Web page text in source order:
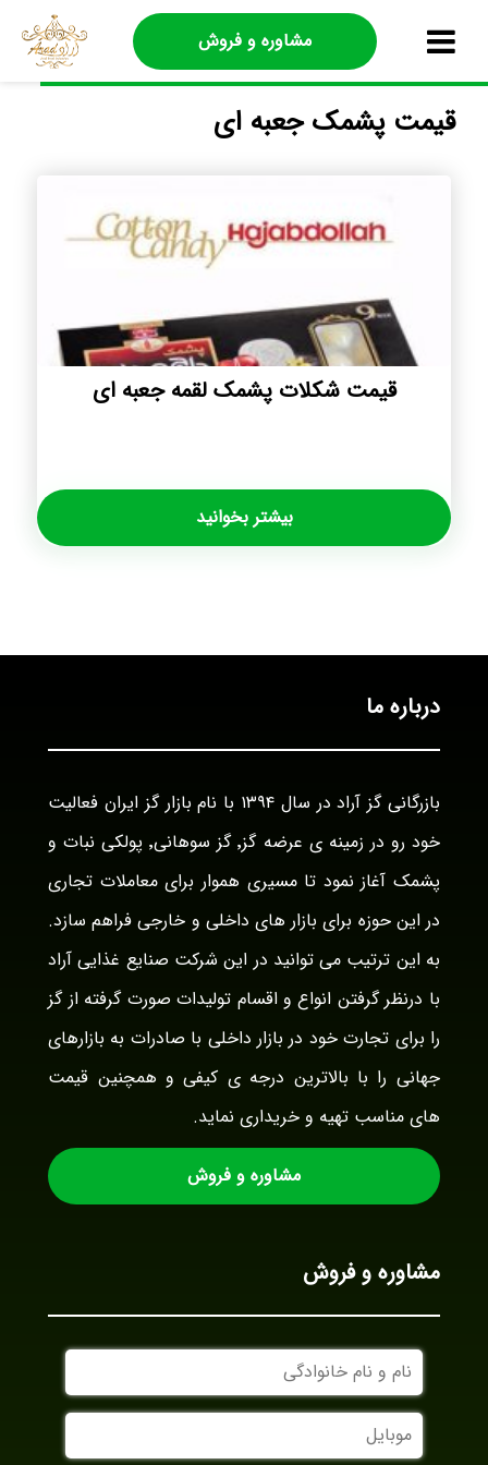
مشاوره و فروش
قیمت پشمک جعبه ای
قیمت شکلات پشمک لقمه جعبه ای
بیشتر بخوانید
درباره ما
بازرگانی گز آراد در سال ۱۳۹۴ با نام بازار گز ایران فعالیت
خود رو در زمینه ی عرضه گز٬ گز سوهانی٬ پولکی نبات و
پشمک آغاز نمود تا مسیری هموار برای معاملات تجاری
در این حوزه برای بازار های داخلی و خارجی فراهم سازد.
به این ترتیب می توانید در این شرکت صنایع غذایی آراد
با درنظر گرفتن انواع و اقسام تولیدات صورت گرفته از گز
را برای تجارت خود در بازار داخلی با صادرات به بازارهای
جهانی را با بالاترین درجه ی کیفی و همچنین قیمت
های مناسب تهیه و خریداری نماید.
مشاوره و فروش
مشاوره و فروش
نام
و
نام
خانوادگی
موبایل